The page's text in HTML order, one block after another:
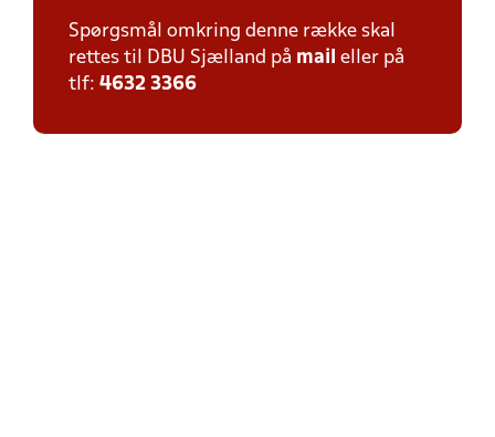
Spørgsmål omkring denne række skal
rettes til DBU Sjælland på mail eller på
tlf: 4632 3366